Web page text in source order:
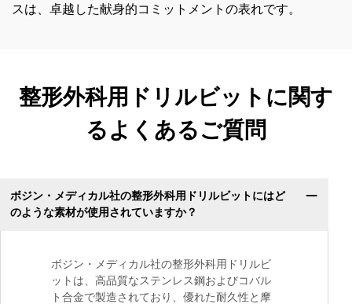
スは、卓越した献身的コミットメントの表れです。
整形外科用ドリルビットに関す
るよくあるご質問
ボジン・メディカル社の整形外科用ドリルビットにはど
のような素材が使用されていますか？
ボジン・メディカル社の整形外科用ドリルビ
ットは、高品質なステンレス鋼およびコバル
ト合金で製造されており、優れた耐久性と摩